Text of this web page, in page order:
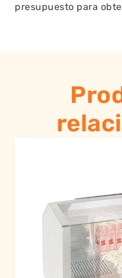
presupuesto para